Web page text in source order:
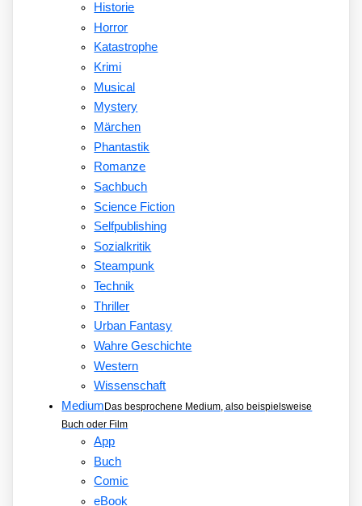
Historie
Horror
Katastrophe
Krimi
Musical
Mystery
Märchen
Phantastik
Romanze
Sachbuch
Science Fiction
Selfpublishing
Sozialkritik
Steampunk
Technik
Thriller
Urban Fantasy
Wahre Geschichte
Western
Wissenschaft
Medium Das besprochene Medium, also beispielsweise
Buch oder Film
App
Buch
Comic
eBook